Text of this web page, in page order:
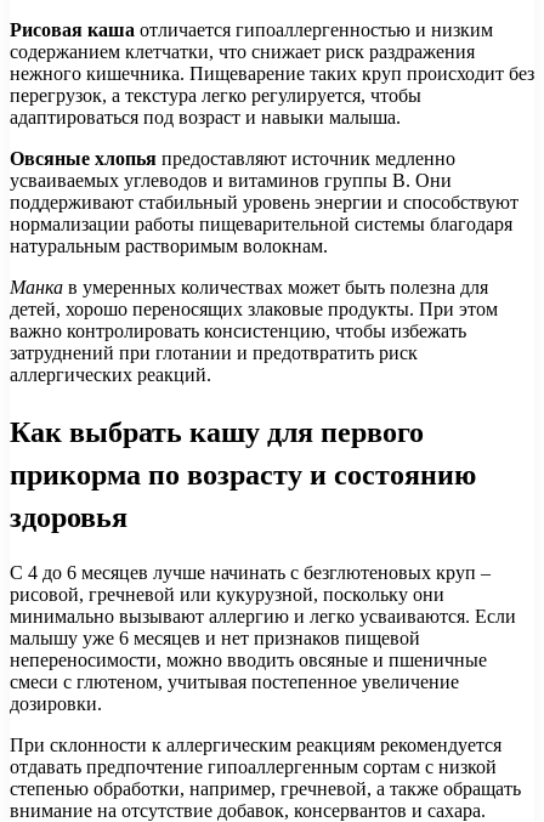
Рисовая каша отличается гипоаллергенностью и низким
содержанием клетчатки, что снижает риск раздражения
нежного кишечника. Пищеварение таких круп происходит без
перегрузок, а текстура легко регулируется, чтобы
адаптироваться под возраст и навыки малыша.
Овсяные хлопья предоставляют источник медленно
усваиваемых углеводов и витаминов группы В. Они
поддерживают стабильный уровень энергии и способствуют
нормализации работы пищеварительной системы благодаря
натуральным растворимым волокнам.
Манка в умеренных количествах может быть полезна для
детей, хорошо переносящих злаковые продукты. При этом
важно контролировать консистенцию, чтобы избежать
затруднений при глотании и предотвратить риск
аллергических реакций.
Как выбрать кашу для первого
прикорма по возрасту и состоянию
здоровья
С 4 до 6 месяцев лучше начинать с безглютеновых круп –
рисовой, гречневой или кукурузной, поскольку они
минимально вызывают аллергию и легко усваиваются. Если
малышу уже 6 месяцев и нет признаков пищевой
непереносимости, можно вводить овсяные и пшеничные
смеси с глютеном, учитывая постепенное увеличение
дозировки.
При склонности к аллергическим реакциям рекомендуется
отдавать предпочтение гипоаллергенным сортам с низкой
степенью обработки, например, гречневой, а также обращать
внимание на отсутствие добавок, консервантов и сахара.